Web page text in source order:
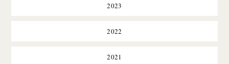
2023
2022
2021